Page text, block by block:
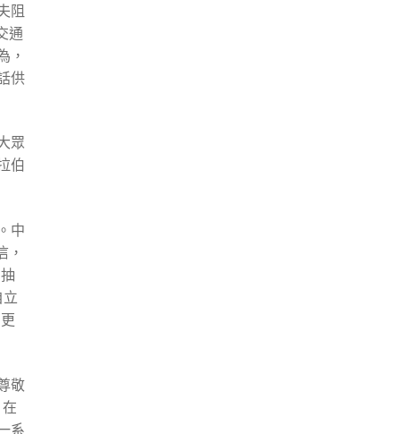
阻
通
，
供
眾
伯
中
，
敬
系